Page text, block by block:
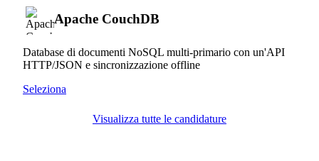
Apache CouchDB
Database di documenti NoSQL multi-primario con un'API
HTTP/JSON e sincronizzazione offline
Seleziona
Visualizza tutte le candidature